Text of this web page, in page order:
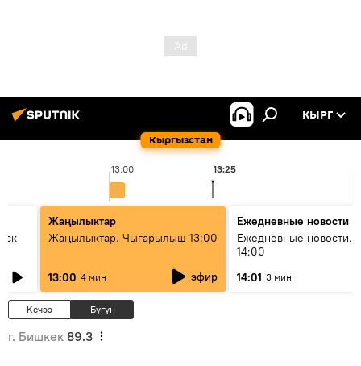
Кыргызстан
КЫРГ
13:00 13:25
Жаңылыктар
Жаңылыктар. Чыгарылыш 13:00
13:00 4 мин эфир
Ежедневные новости
Ежедневные новости.
14:00
14:01 3 мин
Кечээ Бүгүн
г. Бишкек 89.3